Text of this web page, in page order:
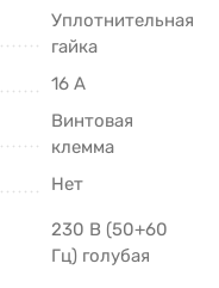
Уплотнительная
гайка
16 А
Винтовая
клемма
Нет
230 В (50+60
Гц) голубая